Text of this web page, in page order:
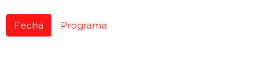
Fecha Programa